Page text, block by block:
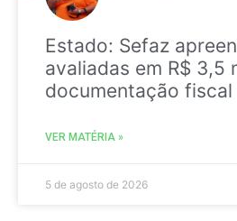
Estado: Sefaz
avaliadas em R$ 3,5
documentação fiscal
VER MATÉRIA »
5 de agosto de 2026